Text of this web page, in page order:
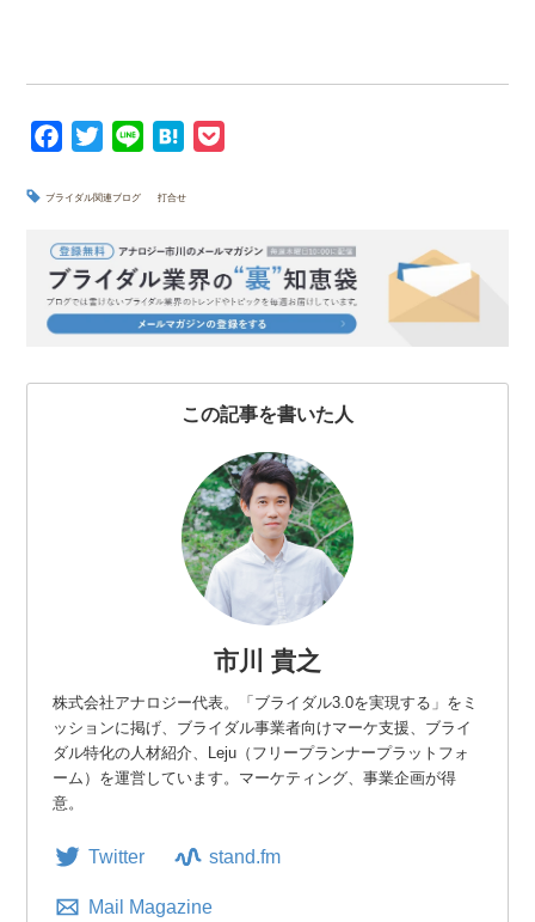
c
b
o
o
i
t
e
r
H
t
n
a
e
t
ブライダル関連ブログ 打合せ
この記事を書いた人
市川 貴之
株式会社アナロジー代表。「ブライダル3.0を実現する」をミ
ッションに掲げ、ブライダル事業者向けマーケ支援、ブライ
ダル特化の人材紹介、Leju（フリープランナープラットフォ
ーム）を運営しています。マーケティング、事業企画が得
意。
Twitter stand.fm
Mail Magazine